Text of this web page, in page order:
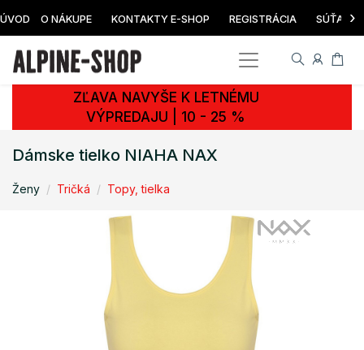
ÚVOD O NÁKUPE KONTAKTY E-SHOP REGISTRÁCIA SÚŤAŽ ›
ZĽAVA NAVYŠE K LETNÉMU
VÝPREDAJU | 10 - 25 %
Dámske tielko NIAHA NAX
Ženy Tričká Topy, tielka